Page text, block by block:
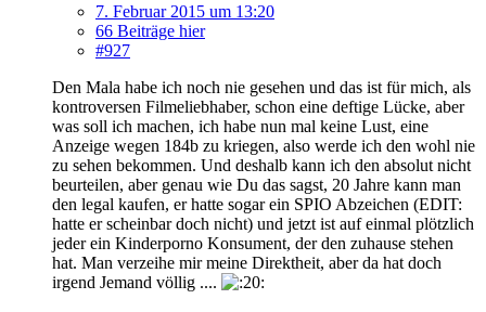
7. Februar 2015 um 13:20
66 Beiträge hier
#927
Den Mala habe ich noch nie gesehen und das ist für mich, als
kontroversen Filmeliebhaber, schon eine deftige Lücke, aber
was soll ich machen, ich habe nun mal keine Lust, eine
Anzeige wegen 184b zu kriegen, also werde ich den wohl nie
zu sehen bekommen. Und deshalb kann ich den absolut nicht
beurteilen, aber genau wie Du das sagst, 20 Jahre kann man
den legal kaufen, er hatte sogar ein SPIO Abzeichen (EDIT:
hatte er scheinbar doch nicht) und jetzt ist auf einmal plötzlich
jeder ein Kinderporno Konsument, der den zuhause stehen
hat. Man verzeihe mir meine Direktheit, aber da hat doch
irgend Jemand völlig ....